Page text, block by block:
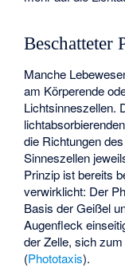
Beschatteter
Manche
am Körperende
Lichtsinneszellen.
die Richtungen
Sinneszellen
Prinzip ist bereits
verwirklicht: Der
Basis der Geißel
Augenfleck
der Zelle, sich
(Phototaxis).